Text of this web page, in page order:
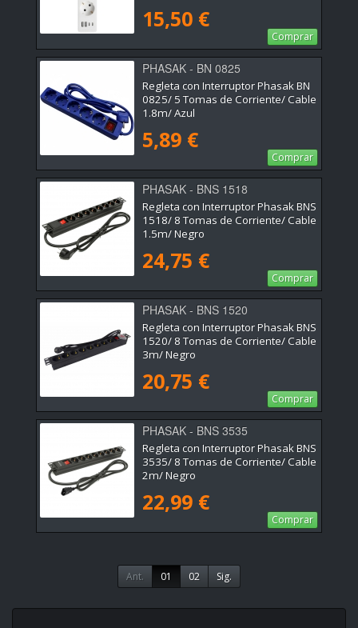
15,50 €
Comprar
PHASAK - BN 0825
Regleta con Interruptor Phasak BN
0825/ 5 Tomas de Corriente/ Cable
1.8m/ Azul
5,89 €
Comprar
PHASAK - BNS 1518
Regleta con Interruptor Phasak BNS
1518/ 8 Tomas de Corriente/ Cable
1.5m/ Negro
24,75 €
Comprar
PHASAK - BNS 1520
Regleta con Interruptor Phasak BNS
1520/ 8 Tomas de Corriente/ Cable
3m/ Negro
20,75 €
Comprar
PHASAK - BNS 3535
Regleta con Interruptor Phasak BNS
3535/ 8 Tomas de Corriente/ Cable
2m/ Negro
22,99 €
Comprar
Ant. 01 02 Sig.